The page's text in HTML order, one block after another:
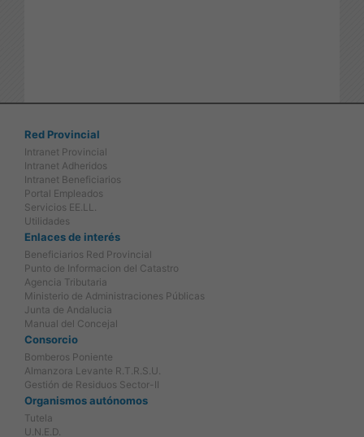
Red Provincial
Intranet Provincial
Intranet Adheridos
Intranet Beneficiarios
Portal Empleados
Servicios EE.LL.
Utilidades
Enlaces de interés
Beneficiarios Red Provincial
Punto de Informacion del Catastro
Agencia Tributaria
Ministerio de Administraciones Públicas
Junta de Andalucia
Manual del Concejal
Consorcio
Bomberos Poniente
Almanzora Levante R.T.R.S.U.
Gestión de Residuos Sector-II
Organismos autónomos
Tutela
U.N.E.D.